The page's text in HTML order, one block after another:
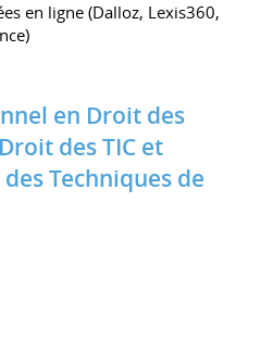
en ligne (Dalloz, Lexis360,
en Droit des
des TIC et
Techniques de